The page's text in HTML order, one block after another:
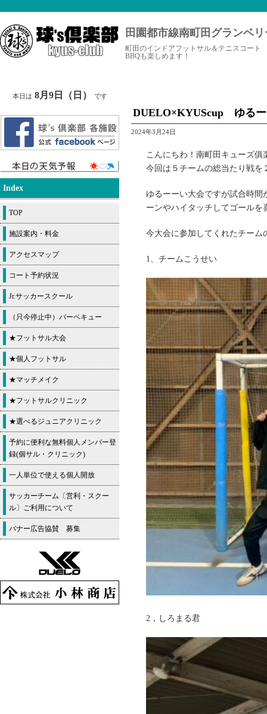
田園都市線南町田グランベ
町田のインドアフットサル＆テニスコート
BBQも楽しめます！
DUELO×KYUScup ゆるー
2024年3月24日
こんにちわ！南町田キューズ俱
今回は５チームの総当たり戦を
ゆるーーい大会ですが試合時
ーンやハイタッチしてゴール
今大会に参加してくれたチーム
1、チームこうせい
2，しろまる君
本日は 8月9日（日） です
Index
TOP
施設案内・料金
アクセスマップ
コート予約状況
Jr.サッカースクール
（只今停止中）バーベキュー
★フットサル大会
★個人フットサル
★マッチメイク
★フットサルクリニック
★選べるジュニアクリニック
予約に便利な無料個人メンバー登
録(個サル・クリニック)
一人単位で使える個人開放
サッカーチーム〔営利・スクー
ル〕ご利用について
バナー広告協賛 募集